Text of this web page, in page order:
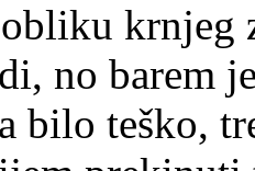
krnjeg
no barem
bilo teško,